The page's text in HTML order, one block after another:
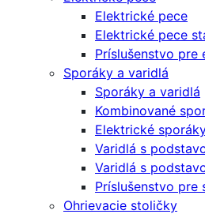
Elektrické pece
Elektrické pece
Príslušenstvo pre
Sporáky a varidlá
Sporáky a varidlá
Kombinované
Elektrické
Varidlá s
Varidlá s
Príslušenstvo pre
Ohrievacie stoličky